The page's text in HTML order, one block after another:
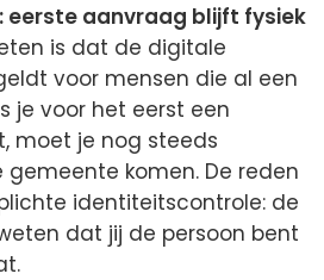
eerste aanvraag blijft fysiek
is dat de digitale
voor mensen die al een
je voor het eerst een
moet je nog steeds
gemeente komen. De reden
identiteitscontrole: de
dat jij de persoon bent